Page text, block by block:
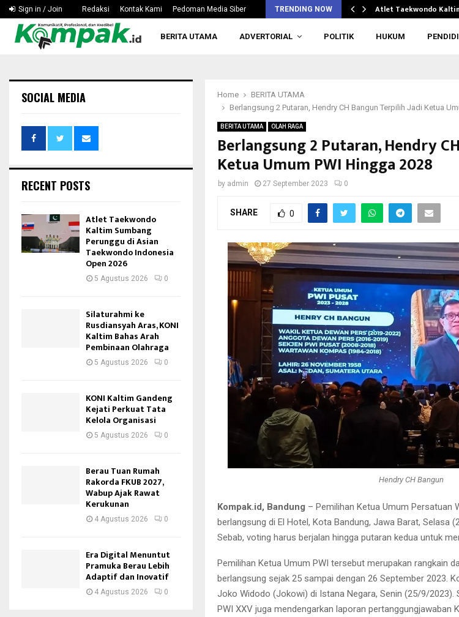
Sign in / Join Redaksi Kontak Kami Pedoman Media Siber TRENDING NOW
Hapkido Kaltim Pertanyakan Wacana Tak Dipertandingkan di… Atlet Taekwondo
BERITA UTAMA ADVERTORIAL POLITIK HUKUM
Home
BERITA UTAMA
Berlangsung 2 Putaran, Hendry CH Bangun Terpilih Jadi Ketua
BERITA UTAMA OLAH RAGA
Berlangsung 2 Putaran, Hendry
Ketua Umum PWI Hingga 2028
by admin 27 September 2023 0
SHARE 0
Hendry CH Bangun
Kompak.id, Bandung – Pemilihan Ketua Umum Persatuan
berlangsung di El Hotel, Kota Bandung, Jawa Barat, Selasa
Sebab, voting harus berjalan hingga putaran kedua untuk
Pemilihan Ketua Umum PWI tersebut merupakan rangkain
berlangsung sejak 25 sampai dengan 26 September 2023.
Joko Widodo (Jokowi) di Istana Negara, Senin (25/9/2023).
PWI XXV juga mendengarkan laporan pertanggungjawaban
SOCIAL MEDIA
RECENT POSTS
Atlet Taekwondo
Kaltim Sumbang
Perunggu di Asian
Taekwondo Indonesia
Open 2026
5 Agustus 2026 0
Silaturahmi ke
Rusdiansyah Aras, KONI
Kaltim Bahas Arah
Pembinaan Olahraga
5 Agustus 2026 0
KONI Kaltim Gandeng
Kejati Perkuat Tata
Kelola Organisasi
5 Agustus 2026 0
Berau Tuan Rumah
Rakorda FKUB 2027,
Wabup Ajak Rawat
Kerukunan
4 Agustus 2026 0
Era Digital Menuntut
Pramuka Berau Lebih
Adaptif dan Inovatif
4 Agustus 2026 0